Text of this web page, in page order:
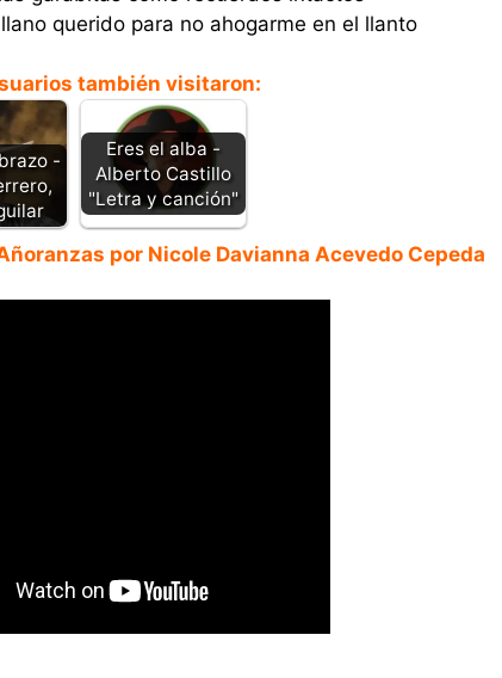
querido para no ahogarme en el llanto
también visitaron:
-
Eres el alba -
Alberto Castillo
"Letra y canción"
por Nicole Davianna Acevedo Cepeda